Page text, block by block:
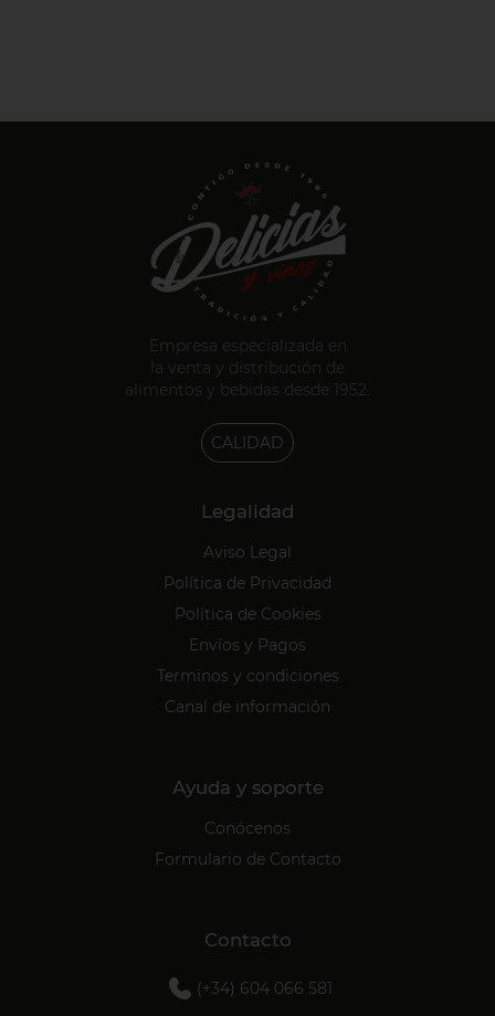
Empresa especializada en
la venta y distribución de
alimentos y bebidas desde 1952.
CALIDAD
Legalidad
Aviso Legal
Política de Privacidad
Política de Cookies
Envíos y Pagos
Terminos y condiciones
Canal de información
Ayuda y soporte
Conócenos
Formulario de Contacto
Contacto
(+34) 604 066 581